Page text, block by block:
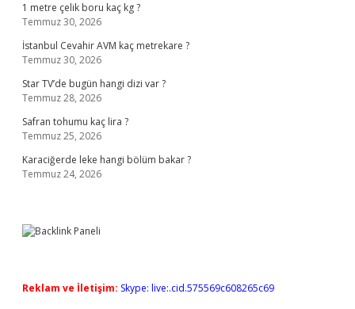
1 metre çelik boru kaç kg ?
Temmuz 30, 2026
İstanbul Cevahir AVM kaç metrekare ?
Temmuz 30, 2026
Star TV’de bugün hangi dizi var ?
Temmuz 28, 2026
Safran tohumu kaç lira ?
Temmuz 25, 2026
Karaciğerde leke hangi bölüm bakar ?
Temmuz 24, 2026
Reklam ve İletişim: Skype: live:.cid.575569c608265c69